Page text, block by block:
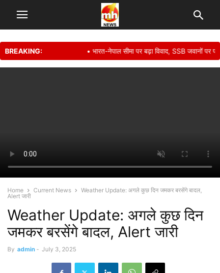
BREAKING: • भारत-नेपाल सीमा पर बढ़ा विवाद, SSB जवानों पर
Home Current News
Weather Update: अगले कुछ दिन जमकर बरसेंगे बादल,
Alert जारी
Weather Update: अगले कुछ दिन
जमकर बरसेंगे बादल, Alert जारी
By admin - July 3, 2025